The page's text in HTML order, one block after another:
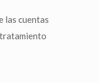
las cuentas